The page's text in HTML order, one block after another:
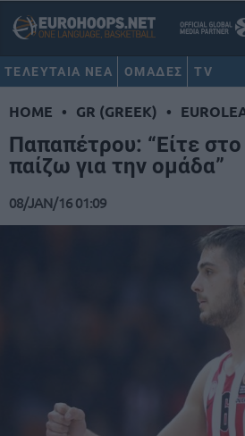
ΤΕΛΕΥΤΑΙΑ ΝΕΑ ΟΜΑΔΕΣ TV
HOME • GR (GREEK) •
Παπαπέτρου: “Είτε στο
παίζω για την ομάδα”
08/JAN/16 01:09